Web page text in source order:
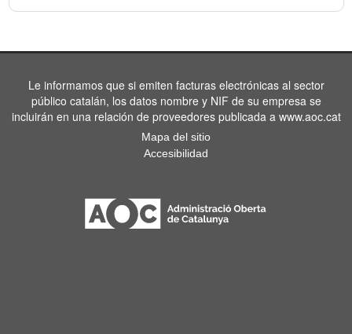
Le informamos que si emiten facturas electrónicas al sector
público catalán, los datos nombre y NIF de su empresa se
incluirán en una relación de proveedores publicada a www.aoc.cat
Mapa del sitio
Accesibilidad